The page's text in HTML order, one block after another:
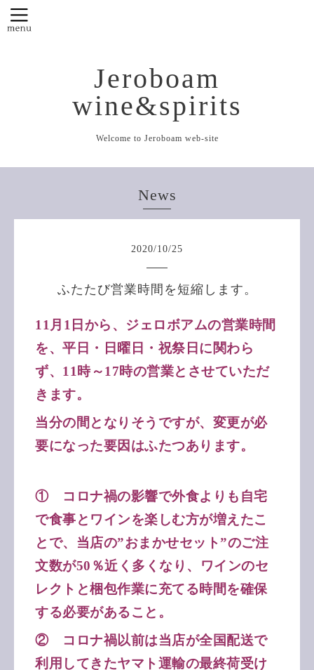
Jeroboam
wine&spirits
Welcome to Jeroboam web-site
News
2020/10/25
ふたたび営業時間を短縮します。
11月1日から、ジェロボアムの営業時間
を、平日・日曜日・祝祭日に関わら
ず、11時～17時の営業とさせていただ
きます。
当分の間となりそうですが、変更が必
要になった要因はふたつあります。
① コロナ禍の影響で外食よりも自宅
で食事とワインを楽しむ方が増えたこ
とで、当店の”おまかせセット”のご注
文数が50％近く多くなり、ワインのセ
レクトと梱包作業に充てる時間を確保
する必要があること。
② コロナ禍以前は当店が全国配送で
利用してきたヤマト運輸の最終荷受け